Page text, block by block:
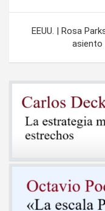
EEUU. | Rosa
asiento